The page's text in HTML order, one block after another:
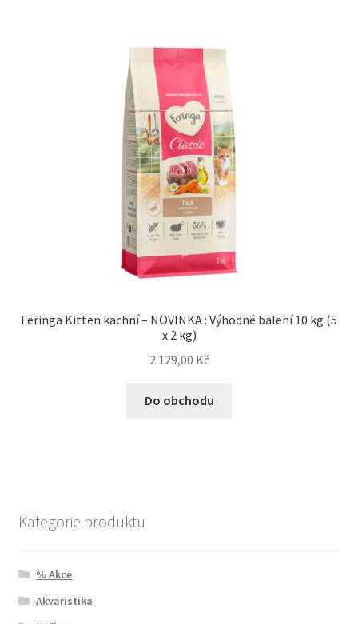
Feringa Kitten kachní – NOVINKA : Výhodné balení 10 kg (5
x 2 kg)
2 129,00 Kč
Do obchodu
Kategorie produktu
% Akce
Akvaristika